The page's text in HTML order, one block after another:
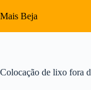
para
Mais Beja
Colocação de lixo fora